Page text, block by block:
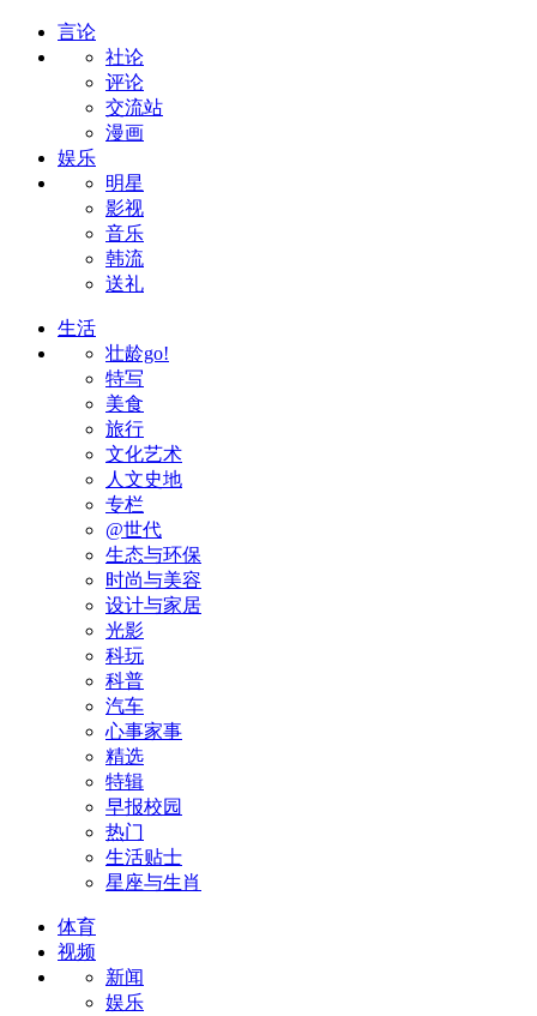
言论
社论
评论
交流站
漫画
娱乐
明星
影视
音乐
韩流
送礼
生活
壮龄go!
特写
美食
旅行
文化艺术
人文史地
专栏
@世代
生态与环保
时尚与美容
设计与家居
光影
科玩
科普
汽车
心事家事
精选
特辑
早报校园
热门
生活贴士
星座与生肖
体育
视频
新闻
娱乐